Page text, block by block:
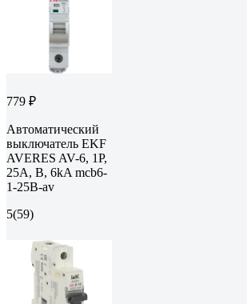
779 ₽
Автоматический
выключатель EKF
AVERES AV-6, 1P,
25A, B, 6kA mcb6-
1-25B-av
5(59)